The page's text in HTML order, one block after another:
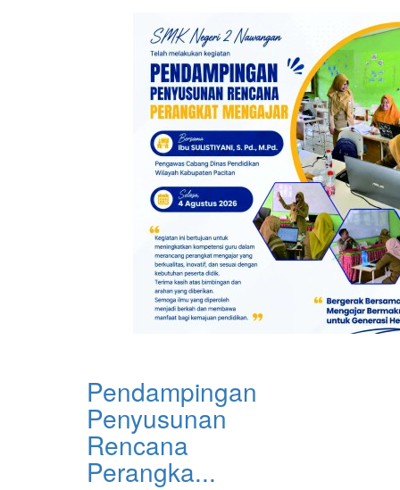
Pendampingan
Penyusunan
Rencana
Perangka...